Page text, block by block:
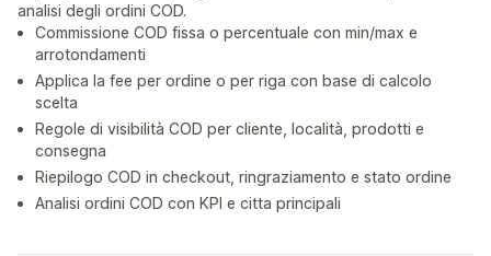
analisi degli ordini COD.
Commissione COD fissa o percentuale con min/max e
arrotondamenti
Applica la fee per ordine o per riga con base di calcolo
scelta
Regole di visibilità COD per cliente, località, prodotti e
consegna
Riepilogo COD in checkout, ringraziamento e stato ordine
Analisi ordini COD con KPI e citta principali